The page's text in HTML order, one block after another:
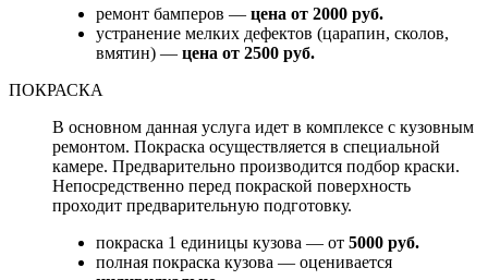
ремонт бамперов — цена от 2000 руб.
устранение мелких дефектов (царапин, сколов,
вмятин) — цена от 2500 руб.
ПОКРАСКА
В основном данная услуга идет в комплексе с кузовным
ремонтом. Покраска осуществляется в специальной
камере. Предварительно производится подбор краски.
Непосредственно перед покраской поверхность
проходит предварительную подготовку.
покраска 1 единицы кузова — от 5000 руб.
полная покраска кузова — оценивается